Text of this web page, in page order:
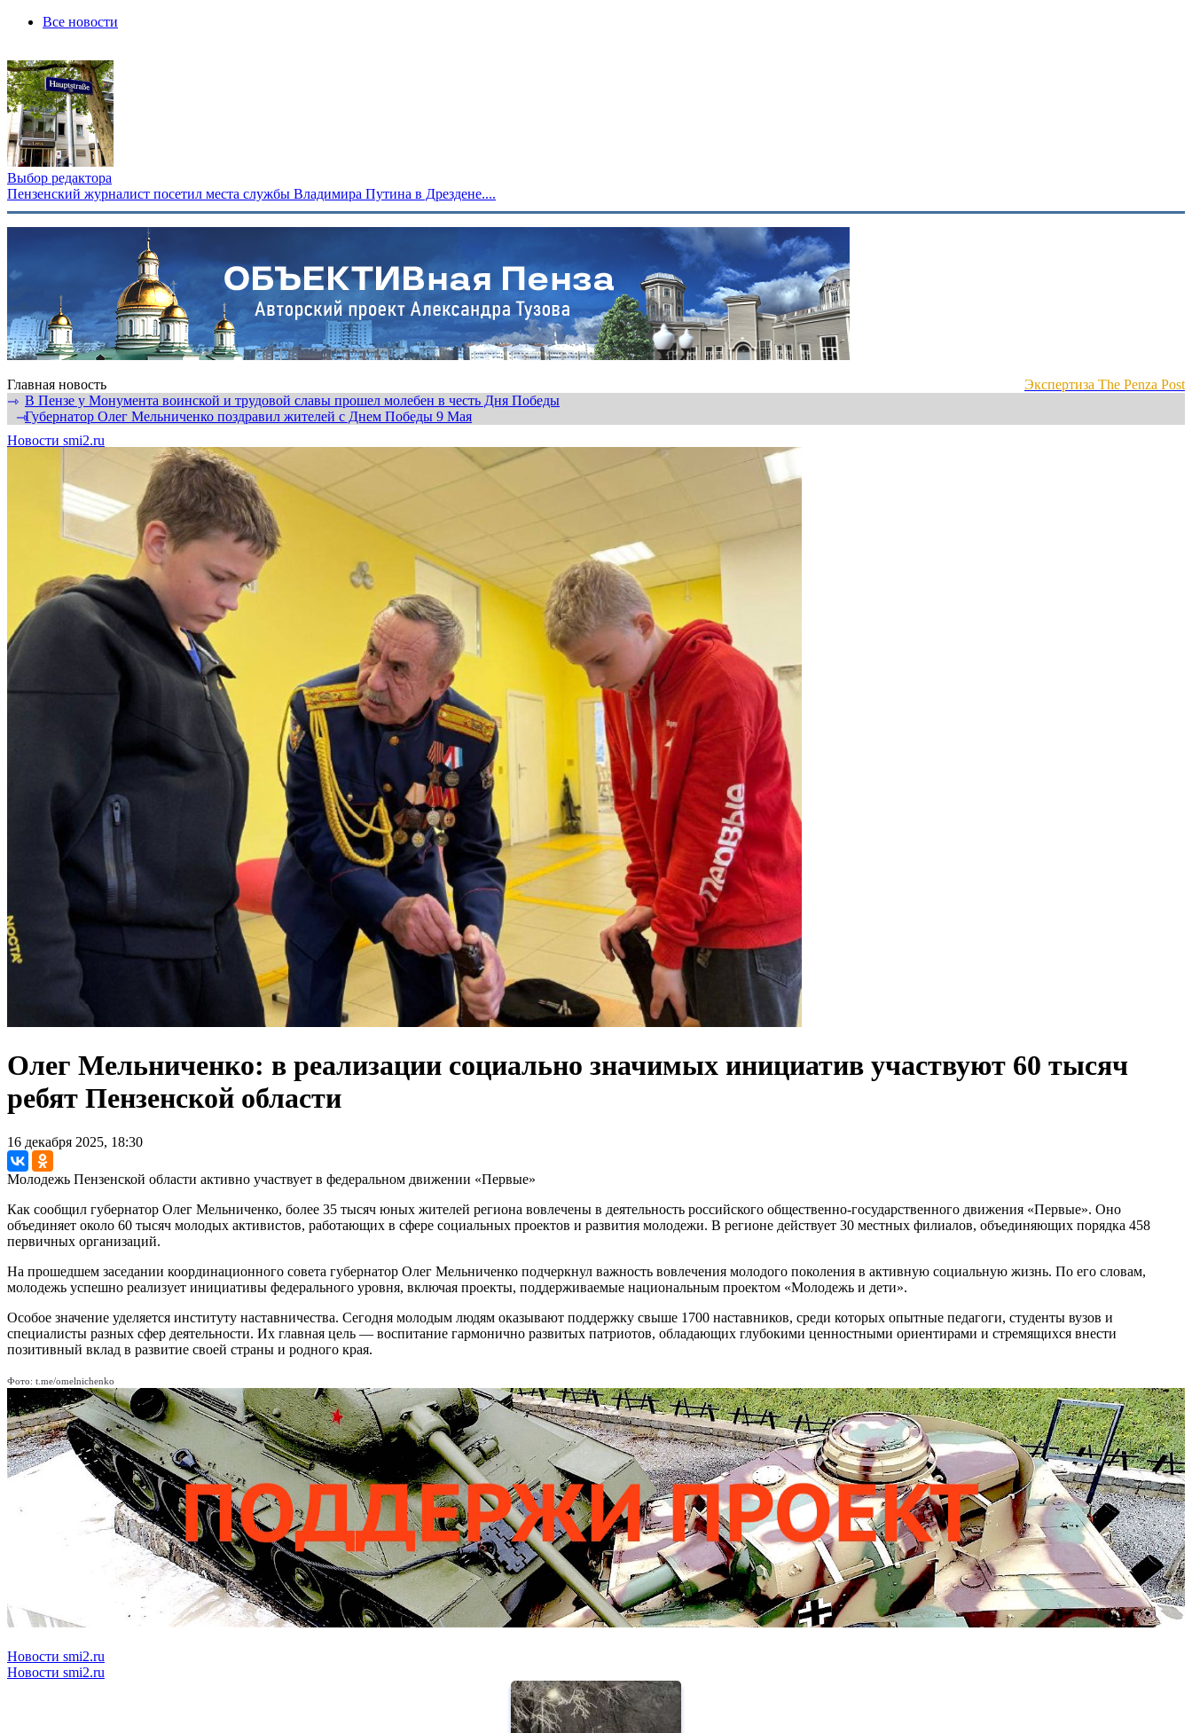
Все новости
Выбор редактора
Пензенский журналист посетил места службы Владимира Путина в Дрездене....
Главная новость
Экспертиза The Penza Post
⇾ В Пензе у Монумента воинской и трудовой славы прошел молебен в честь Дня Победы
⇾Губернатор Олег Мельниченко поздравил жителей с Днем Победы 9 Мая
Новости smi2.ru
Олег Мельниченко: в реализации социально значимых инициатив участвуют 60 тысяч
ребят Пензенской области
16 декабря 2025, 18:30
Молодежь Пензенской области активно участвует в федеральном движении «Первые»
Как сообщил губернатор Олег Мельниченко, более 35 тысяч юных жителей региона вовлечены в деятельность российского общественно-государственного движения «Первые». Оно
объединяет около 60 тысяч молодых активистов, работающих в сфере социальных проектов и развития молодежи. В регионе действует 30 местных филиалов, объединяющих порядка 458
первичных организаций.
На прошедшем заседании координационного совета губернатор Олег Мельниченко подчеркнул важность вовлечения молодого поколения в активную социальную жизнь. По его словам,
молодежь успешно реализует инициативы федерального уровня, включая проекты, поддерживаемые национальным проектом «Молодежь и дети».
Особое значение уделяется институту наставничества. Сегодня молодым людям оказывают поддержку свыше 1700 наставников, среди которых опытные педагоги, студенты вузов и
специалисты разных сфер деятельности. Их главная цель — воспитание гармонично развитых патриотов, обладающих глубокими ценностными ориентирами и стремящихся внести
позитивный вклад в развитие своей страны и родного края.
Фото: t.me/omelnichenko
Новости smi2.ru
Новости smi2.ru